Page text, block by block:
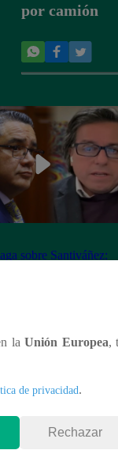
por camión
sobre Santiváñez:
laUnión Europea,
de privacidad.
Rechazar